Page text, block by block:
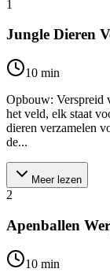
1
Jungle Dieren
10 min
Opbouw: Verspreid
het veld, elk staat
dieren verzamelen
de...
Meer lezen
2
Apenballen
10 min